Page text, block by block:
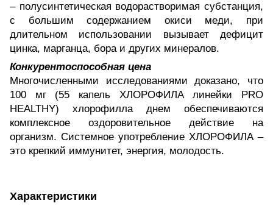
– полусинтетическая водорастворимая субстанция,
с большим содержанием окиси меди, при
длительном использовании вызывает дефицит
цинка, марганца, бора и других минералов.
Конкурентоспособная цена
Многочисленными исследованиями доказано, что
100 мг (55 капель ХЛОРОФИЛА линейки PRO
HEALTHY) хлорофилла днем ​​обеспечиваются
комплексное оздоровительное действие на
организм. Системное употребление ХЛОРОФИЛА –
это крепкий иммунитет, энергия, молодость.
Характеристики